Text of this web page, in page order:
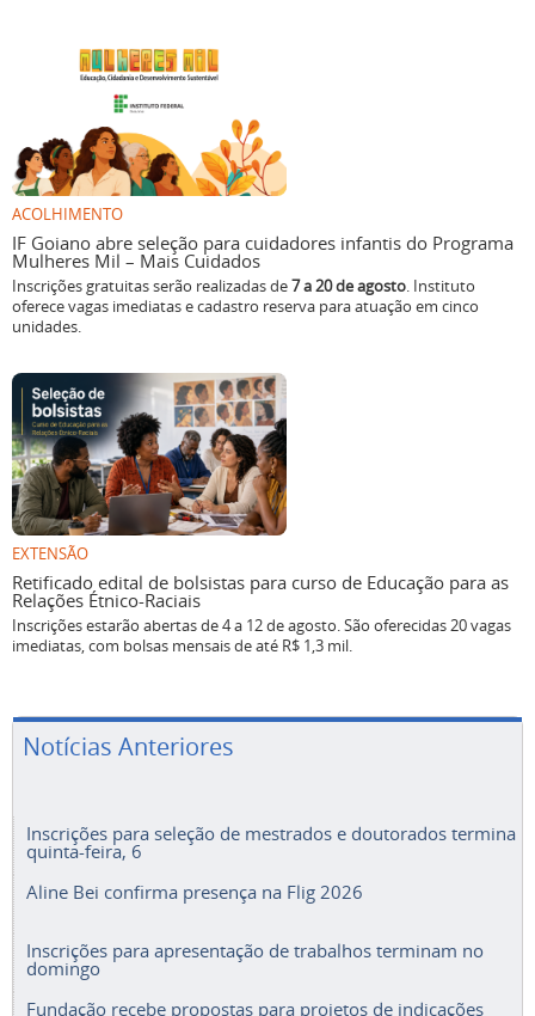
ACOLHIMENTO
IF Goiano abre seleção para cuidadores infantis do Programa
Mulheres Mil – Mais Cuidados
Inscrições gratuitas serão realizadas de7 a 20 de agosto. Instituto
oferece vagas imediatas e cadastro reserva para atuação em cinco
unidades.
EXTENSÃO
Retificado edital de bolsistas para curso de Educação para as
Relações Étnico-Raciais
Inscrições estarão abertas de 4 a 12 de agosto. São oferecidas 20 vagas
imediatas, com bolsas mensais de até R$ 1,3 mil.
Notícias Anteriores
Inscrições para seleção de mestrados e doutorados termina
quinta-feira, 6
Aline Bei confirma presença na Flig 2026
Inscrições para apresentação de trabalhos terminam no
domingo
Fundação recebe propostas para projetos de indicações